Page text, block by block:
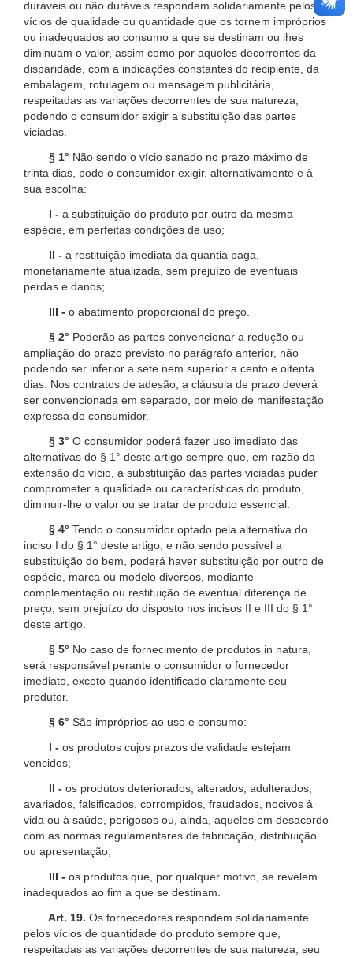
duráveis ou não duráveis respondem solidariamente pelos
vícios de qualidade ou quantidade que os tornem impróprios
ou inadequados ao consumo a que se destinam ou lhes
diminuam o valor, assim como por aqueles decorrentes da
disparidade, com a indicações constantes do recipiente, da
embalagem, rotulagem ou mensagem publicitária,
respeitadas as variações decorrentes de sua natureza,
podendo o consumidor exigir a substituição das partes
viciadas.
§ 1° Não sendo o vício sanado no prazo máximo de
trinta dias, pode o consumidor exigir, alternativamente e à
sua escolha:
I - a substituição do produto por outro da mesma
espécie, em perfeitas condições de uso;
II - a restituição imediata da quantia paga,
monetariamente atualizada, sem prejuízo de eventuais
perdas e danos;
III - o abatimento proporcional do preço.
§ 2° Poderão as partes convencionar a redução ou
ampliação do prazo previsto no parágrafo anterior, não
podendo ser inferior a sete nem superior a cento e oitenta
dias. Nos contratos de adesão, a cláusula de prazo deverá
ser convencionada em separado, por meio de manifestação
expressa do consumidor.
§ 3° O consumidor poderá fazer uso imediato das
alternativas do § 1° deste artigo sempre que, em razão da
extensão do vício, a substituição das partes viciadas puder
comprometer a qualidade ou características do produto,
diminuir-lhe o valor ou se tratar de produto essencial.
§ 4° Tendo o consumidor optado pela alternativa do
inciso I do § 1° deste artigo, e não sendo possível a
substituição do bem, poderá haver substituição por outro de
espécie, marca ou modelo diversos, mediante
complementação ou restituição de eventual diferença de
preço, sem prejuízo do disposto nos incisos II e III do § 1°
deste artigo.
§ 5° No caso de fornecimento de produtos in natura,
será responsável perante o consumidor o fornecedor
imediato, exceto quando identificado claramente seu
produtor.
§ 6° São impróprios ao uso e consumo:
I - os produtos cujos prazos de validade estejam
vencidos;
II - os produtos deteriorados, alterados, adulterados,
avariados, falsificados, corrompidos, fraudados, nocivos à
vida ou à saúde, perigosos ou, ainda, aqueles em desacordo
com as normas regulamentares de fabricação, distribuição
ou apresentação;
III - os produtos que, por qualquer motivo, se revelem
inadequados ao fim a que se destinam.
Art. 19. Os fornecedores respondem solidariamente
pelos vícios de quantidade do produto sempre que,
respeitadas as variações decorrentes de sua natureza, seu